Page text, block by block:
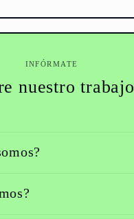
INFÓRMATE
nuestro trabajo